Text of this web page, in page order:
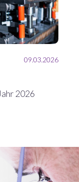
09.03.2026
2026